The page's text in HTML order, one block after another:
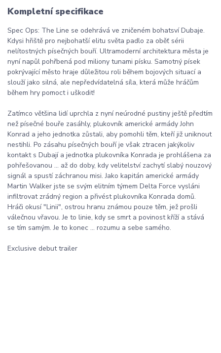
Kompletní specifikace
Spec Ops: The Line se odehrává ve zničeném bohatsví Dubaje.
Kdysi hřiště pro nejbohatší elitu světa padlo za oběť sérii
nelítostných písečných bouří. Ultramoderní architektura města je
nyní napůl pohřbená pod miliony tunami písku. Samotný písek
pokrývající město hraje důležitou roli během bojových situací a
slouží jako silná, ale nepředvídatelná síla, která může hráčům
během hry pomoct i uškodit!
Zatímco většina lidí uprchla z nyní neúrodné pustiny ještě předtím
než písečné bouře zasáhly, plukovník americké armády John
Konrad a jeho jednotka zůstali, aby pomohli těm, kteří již uniknout
nestihli. Po zásahu písečných bouří je však ztracen jakýkoliv
kontakt s Dubají a jednotka plukovníka Konrada je prohlášena za
pohřešovanou ... až do doby, kdy velitelství zachytí slabý nouzový
signál a spustí záchranou misi. Jako kapitán americké armády
Martin Walker jste se svým elitním týmem Delta Force vysláni
infiltrovat zrádný region a přivést plukovníka Konrada domů.
Hráči okusí "Linii", ostrou hranu známou pouze těm, jež prošli
válečnou vřavou. Je to linie, kdy se smrt a povinost kříží a stává
se tím samým. Je to konec ... rozumu a sebe samého.
Exclusive debut trailer